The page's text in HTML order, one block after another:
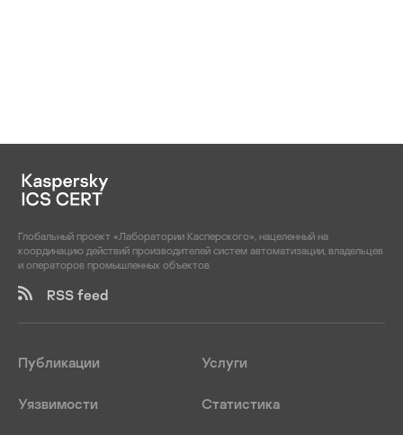
Глобальный проект «Лаборатории Касперского», нацеленный на
координацию действий производителей систем автоматизации, владельцев
и операторов промышленных объектов
RSS feed
Публикации Услуги
Уязвимости Статистика